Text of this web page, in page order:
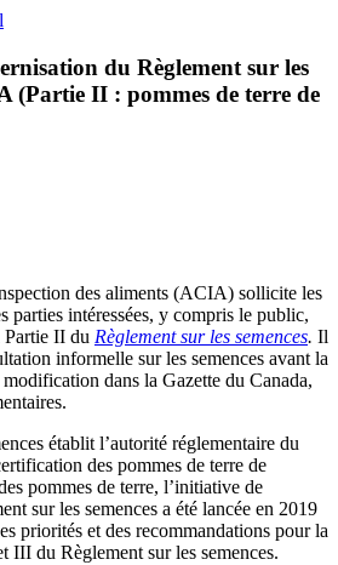
du Règlement sur les
(Partie II : pommes de terre de
des aliments (ACIA) sollicite les
parties intéressées, y compris le public,
Partie II du Règlement sur les semences. Il
informelle sur les semences avant la
dans la Gazette du Canada,
établit l’autorité réglementaire du
des pommes de terre de
pommes de terre, l’initiative de
sur les semences a été lancée en 2019
priorités et des recommandations pour la
III du Règlement sur les semences.